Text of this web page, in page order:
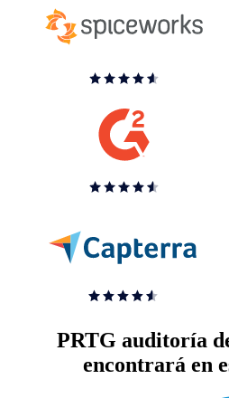
PRTG auditoría
encontrará en